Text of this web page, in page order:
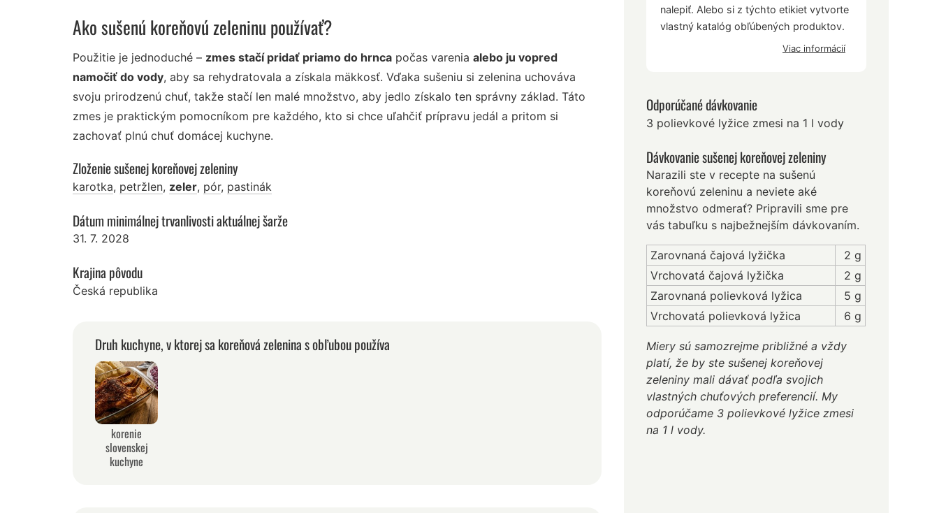
Ako sušenú koreňovú zeleninu používať?
Použitie je jednoduché – zmes stačí pridať priamo do hrnca počas varenia alebo ju vopred
namočiť do vody, aby sa rehydratovala a získala mäkkosť. Vďaka sušeniu si zelenina uchováva
svoju prirodzenú chuť, takže stačí len malé množstvo, aby jedlo získalo ten správny základ. Táto
zmes je praktickým pomocníkom pre každého, kto si chce uľahčiť prípravu jedál a pritom si
zachovať plnú chuť domácej kuchyne.
Zloženie sušenej koreňovej zeleniny
karotka, petržlen, zeler, pór, pastinák
Dátum minimálnej trvanlivosti aktuálnej šarže
31. 7. 2028
Krajina pôvodu
Česká republika
Druh kuchyne, v ktorej sa koreňová zelenina s obľubou používa
korenie
slovenskej
kuchyne
nalepiť. Alebo si z týchto etikiet vytvorte
vlastný katalóg obľúbených produktov.
Viac informácií
Odporúčané dávkovanie
3 polievkové lyžice zmesi na 1 l vody
Dávkovanie sušenej koreňovej zeleniny
Narazili ste v recepte na sušenú
koreňovú zeleninu a neviete aké
množstvo odmerať? Pripravili sme pre
vás tabuľku s najbežnejším dávkovaním.
Zarovnaná čajová lyžička
2 g
Vrchovatá čajová lyžička
2 g
Zarovnaná polievková lyžica
5 g
Vrchovatá polievková lyžica
6 g
Miery sú samozrejme približné a vždy
platí, že by ste sušenej koreňovej
zeleniny mali dávať podľa svojich
vlastných chuťových preferencií. My
odporúčame 3 polievkové lyžice zmesi
na 1 l vody.